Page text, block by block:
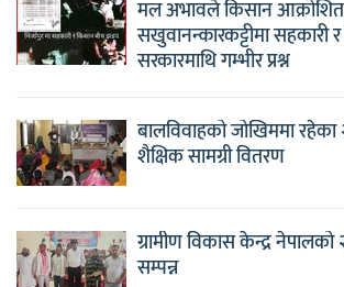
मल अभावले किसान
सखुवानन्कारकट्टीमा सहकारी
सरकारमाथि गम्भीर प्रश्न
बालविवाहको जोखिममा रहेका
शैक्षिक सामग्री वितरण
ग्रामीण विकास केन्द्र
सम्पन्न